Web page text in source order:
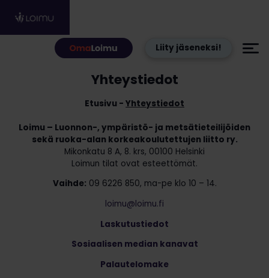
Liity jäseneksi!
Etusivu Yhteystiedot
Yhteystiedot
Loimu – Luonnon-, ympäristö- ja metsätieteilijöiden
sekä ruoka-alan korkeakoulutettujen liitto ry.
Mikonkatu 8 A, 8. krs, 00100 Helsinki
Loimun tilat ovat esteettömät.
Vaihde: 09 6226 850, ma-pe klo 10 – 14.
loimu@loimu.fi
Laskutustiedot
Sosiaalisen median kanavat
Palautelomake